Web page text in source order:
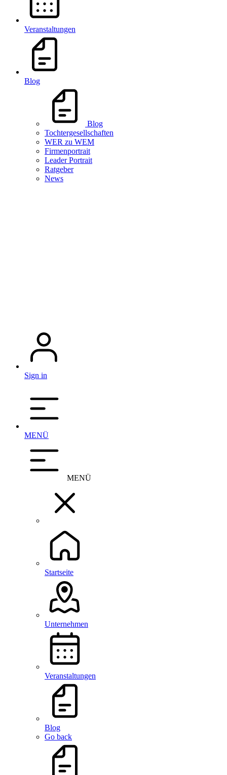
Veranstaltungen
Blog
Blog
Tochtergesellschaften
WER zu WEM
Firmenportrait
Leader Portrait
Ratgeber
News
Sign in
MENÜ
MENÜ
Startseite
Unternehmen
Veranstaltungen
Blog
Go back